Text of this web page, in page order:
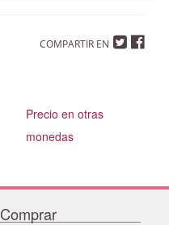
COMPARTIR EN
Precio en otras
monedas
Comprar